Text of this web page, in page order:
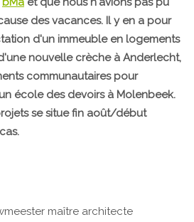
des vacances. Il y en a pour
d'un immeuble en logements
nouvelle crèche à Anderlecht,
communautaires pour
école des devoirs à Molenbeek.
se situe fin août/début
maître architecte